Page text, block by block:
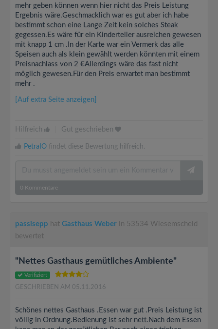
mehr geben können wenn hier nicht das Preis Leistung
Ergebnis wäre.Geschmacklich war es gut aber ich habe
bestimmt schon eine Lange Zeit kein solches Steak
gegessen.Es wäre für ein Kinderteller ausreichen gewesen
mit knapp 1 cm .In der Karte war ein Vermerk das alle
Speisen auch als klein gewählt werden könnten mit einem
Preisnachlass von 2 €Allerdings wäre das fast nicht
möglich gewesen.Für den Preis erwartet man bestimmt
mehr .
[Auf extra Seite anzeigen]
Hilfreich Gut geschrieben
PetraIO findet diese Bewertung hilfreich.
0 Kommentare
passisepp hat Gasthaus Weber in 53534 Wiesemscheid
bewertet
"Nettes Gasthaus gemütliches Ambiente"
Verifiziert
GESCHRIEBEN AM 05.11.2016
Schönes nettes Gasthaus .Essen war gut .Preis Leistung ist
völlig in Ordnung.Bedienung ist sehr nett.Nach dem Essen